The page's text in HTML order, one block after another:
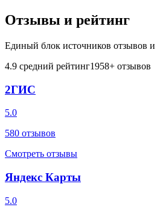
Отзывы и рейтинг
Единый блок источников отзывов
4.9 средний рейтинг1958+ отзывов
2ГИС
5.0
580 отзывов
Смотреть отзывы
Яндекс Карты
5.0